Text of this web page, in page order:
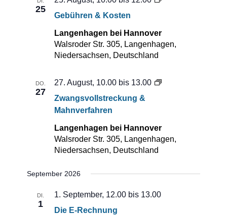
25
Gebühren & Kosten
Langenhagen bei Hannover
Walsroder Str. 305, Langenhagen,
Niedersachsen, Deutschland
DO.
27
Zwangsvollstreckung &
Mahnverfahren
27. August, 10.00 bis 13.00
Langenhagen bei Hannover
Walsroder Str. 305, Langenhagen,
Niedersachsen, Deutschland
September 2026
DI.
1
Die E-Rechnung
1. September, 12.00 bis 13.00